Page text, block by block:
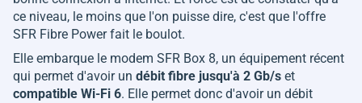
ce niveau, le moins que l'on puisse dire, c'est que l'offre
SFR Fibre Power fait le boulot.
Elle embarque le modem SFR Box 8, un équipement récent
qui permet d'avoir un débit fibre jusqu'à 2 Gb/s et
compatible Wi-Fi 6. Elle permet donc d'avoir un débit